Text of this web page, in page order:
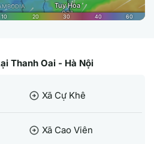
Thanh Oai - Hà Nội
arrow_circle_right Xã Cự Khê
arrow_circle_right Xã Cao Viên